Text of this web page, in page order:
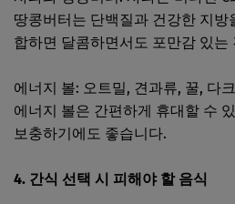
땅콩버터는 단백질과 건강한 지방
합하면 달콤하면서도 포만감 있는
에너지 볼: 오트밀, 견과류, 꿀, 다
에너지 볼은 간편하게 휴대할 수
보충하기에도 좋습니다.
4. 간식 선택 시 피해야 할 음식